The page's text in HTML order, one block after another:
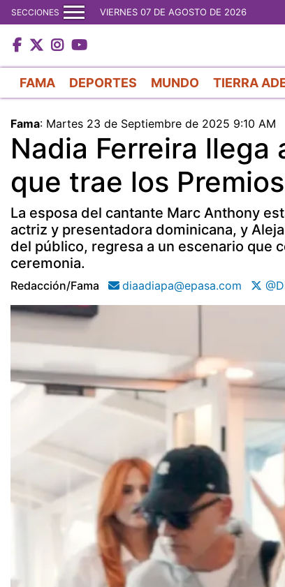
SECCIONES VIERNES 07 DE AGOSTO DE 2026
FAMA DEPORTES MUNDO TIERRA
Fama: Martes 23 de Septiembre de 2025 9:10 AM
Nadia Ferreira llega
que trae los
La esposa del cantante Marc Anthony
actriz y presentadora dominicana, y
del público, regresa a un escenario que
ceremonia.
Redacción/fama diaadiapa@epasa.com